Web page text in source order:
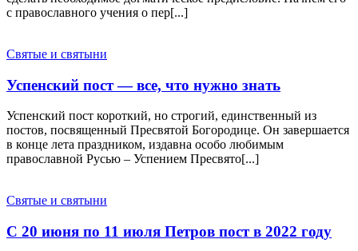
с православного учения о пер[...]
Святые и святыни
Успенский пост — все, что нужно знать
Успенский пост короткий, но строгий, единственный из
постов, посвященный Пресвятой Богородице. Он завершается
в конце лета праздником, издавна особо любимым
православной Русью – Успением Пресвято[...]
Святые и святыни
С 20 июня по 11 июля Петров пост в 2022 году